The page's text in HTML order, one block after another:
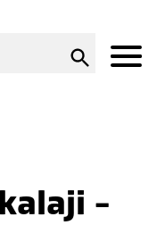
-